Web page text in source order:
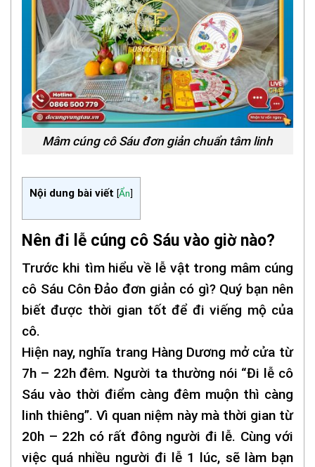
Mâm cúng cô Sáu đơn giản chuẩn tâm linh
Nội dung bài viết [Ẩn]
Nên đi lễ cúng cô Sáu vào giờ nào?
Trước khi tìm hiểu về lễ vật trong mâm cúng
cô Sáu Côn Đảo đơn giản có gì? Quý bạn nên
biết được thời gian tốt để đi viếng mộ của
cô.
Hiện nay, nghĩa trang Hàng Dương mở cửa từ
7h – 22h đêm. Người ta thường nói “Đi lễ cô
Sáu vào thời điểm càng đêm muộn thì càng
linh thiêng”. Vì quan niệm này mà thời gian từ
20h – 22h có rất đông người đi lễ. Cùng với
việc quá nhiều người đi lễ 1 lúc, sẽ làm bạn